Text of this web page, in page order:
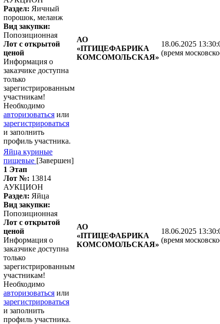
Раздел: Яичный
порошок, меланж
Вид закупки:
Попозиционная
Лот с открытой
ценой
Информация о
заказчике доступна
только
зарегистрированным
участникам!
Необходимо
авторизоваться или
зарегистрироваться
и заполнить
профиль участника.
АО
«ПТИЦЕФАБРИКА
КОМСОМОЛЬСКАЯ»
18.06.2025
(время
Яйца куриные
пищевые [Завершен]
1 Этап
Лот №: 13814
АУКЦИОН
Раздел: Яйца
Вид закупки:
Попозиционная
Лот с открытой
ценой
Информация о
заказчике доступна
только
зарегистрированным
участникам!
Необходимо
авторизоваться или
зарегистрироваться
и заполнить
профиль участника.
АО
«ПТИЦЕФАБРИКА
КОМСОМОЛЬСКАЯ»
18.06.2025
(время